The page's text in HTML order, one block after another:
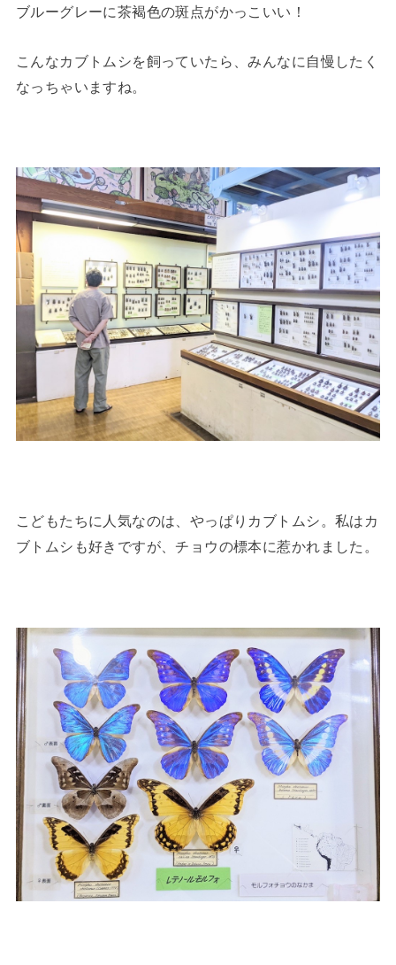
ブルーグレーに茶褐色の斑点がかっこいい！
こんなカブトムシを飼っていたら、みんなに自慢したく
なっちゃいますね。
こどもたちに人気なのは、やっぱりカブトムシ。私はカ
ブトムシも好きですが、チョウの標本に惹かれました。